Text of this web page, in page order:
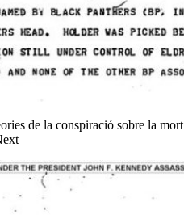
de la conspiració sobre la